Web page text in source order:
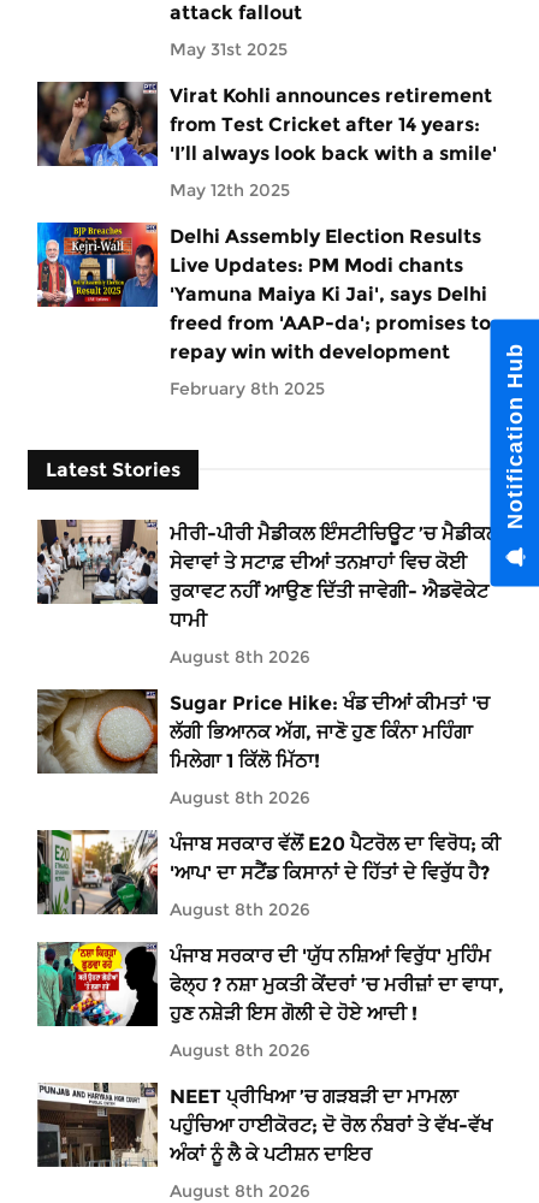
attack fallout
May 31st 2025
Virat Kohli announces retirement
from Test Cricket after 14 years:
'I’ll always look back with a smile'
May 12th 2025
Delhi Assembly Election Results
Live Updates: PM Modi chants
'Yamuna Maiya Ki Jai', says Delhi
freed from 'AAP-da'; promises to
repay win with development
February 8th 2025
Latest Stories
ਮੀਰੀ-ਪੀਰੀ ਮੈਡੀਕਲ ਇੰਸਟੀਚਿਊਟ ’ਚ ਮੈਡੀਕਲ
ਸੇਵਾਵਾਂ ਤੇ ਸਟਾਫ਼ ਦੀਆਂ ਤਨਖ਼ਾਹਾਂ ਵਿਚ ਕੋਈ
ਰੁਕਾਵਟ ਨਹੀਂ ਆਉਣ ਦਿੱਤੀ ਜਾਵੇਗੀ- ਐਡਵੋਕੇਟ
ਧਾਮੀ
August 8th 2026
Sugar Price Hike: ਖੰਡ ਦੀਆਂ ਕੀਮਤਾਂ 'ਚ
ਲੱਗੀ ਭਿਆਨਕ ਅੱਗ, ਜਾਣੋ ਹੁਣ ਕਿੰਨਾ ਮਹਿੰਗਾ
ਮਿਲੇਗਾ 1 ਕਿੱਲੋ ਮਿੱਠਾ!
August 8th 2026
ਪੰਜਾਬ ਸਰਕਾਰ ਵੱਲੋਂ E20 ਪੈਟਰੋਲ ਦਾ ਵਿਰੋਧ; ਕੀ
'ਆਪ' ਦਾ ਸਟੈਂਡ ਕਿਸਾਨਾਂ ਦੇ ਹਿੱਤਾਂ ਦੇ ਵਿਰੁੱਧ ਹੈ?
August 8th 2026
ਪੰਜਾਬ ਸਰਕਾਰ ਦੀ 'ਯੁੱਧ ਨਸ਼ਿਆਂ ਵਿਰੁੱਧ' ਮੁਹਿੰਮ
ਫੇਲ੍ਹ ? ਨਸ਼ਾ ਮੁਕਤੀ ਕੇਂਦਰਾਂ ’ਚ ਮਰੀਜ਼ਾਂ ਦਾ ਵਾਧਾ,
ਹੁਣ ਨਸ਼ੇੜੀ ਇਸ ਗੋਲੀ ਦੇ ਹੋਏ ਆਦੀ !
August 8th 2026
NEET ਪ੍ਰੀਖਿਆ ’ਚ ਗੜਬੜੀ ਦਾ ਮਾਮਲਾ
ਪਹੁੰਚਿਆ ਹਾਈਕੋਰਟ; ਦੋ ਰੋਲ ਨੰਬਰਾਂ ਤੇ ਵੱਖ-ਵੱਖ
ਅੰਕਾਂ ਨੂੰ ਲੈ ਕੇ ਪਟੀਸ਼ਨ ਦਾਇਰ
August 8th 2026
Notification Hub